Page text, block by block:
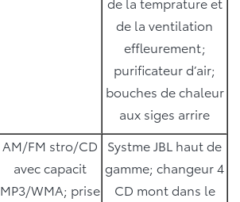
de la ventilation
effleurement;
purificateur d’air;
bouches de chaleur
aux siges arrire
AM/FM stro/CD
avec capacit
MP3/WMA; prise
Systme JBL haut de
gamme; changeur 4
CD mont dans le